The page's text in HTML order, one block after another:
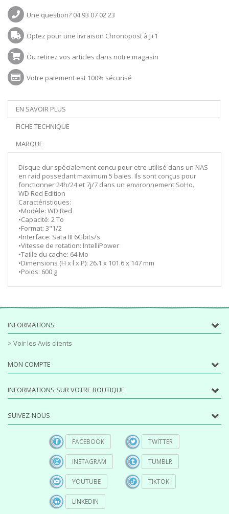
Une question? 04 93 07 02 23
Optez pour une livraison Chronopost à J+1
Ou retirez vos articles dans notre magasin
Votre paiement est 100% sécurisé
EN SAVOIR PLUS
FICHE TECHNIQUE
MARQUE
Disque dur spécialement concu pour etre utilisé dans un NAS
en raid possedant maximum 5 baies. Ils sont conçus pour
fonctionner 24h/24 et 7j/7 dans un environnement SoHo.
WD Red Edition
Caractéristiques:
•Modèle: WD Red
•Capacité: 2 To
•Format: 3"1/2
•Interface: Sata III 6Gbits/s
•Vitesse de rotation: IntelliPower
•Taille du cache: 64 Mo
•Dimensions (H x l x P): 26.1 x 101.6 x 147 mm
•Poids: 600 g
INFORMATIONS
> Voir les Avis clients
MON COMPTE
INFORMATIONS SUR VOTRE BOUTIQUE
SUIVEZ-NOUS
FACEBOOK
INSTAGRAM
YOUTUBE
LINKEDIN
TWITTER
TUMBLR
TIKTOK